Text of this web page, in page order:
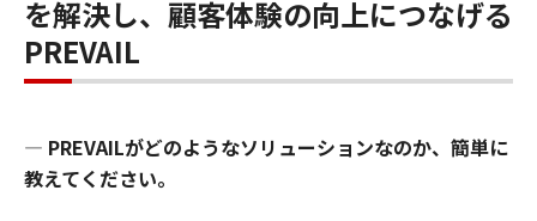
を解決し、顧客体験の向上につなげる
PREVAIL
― PREVAILがどのようなソリューションなのか、簡単に
教えてください。